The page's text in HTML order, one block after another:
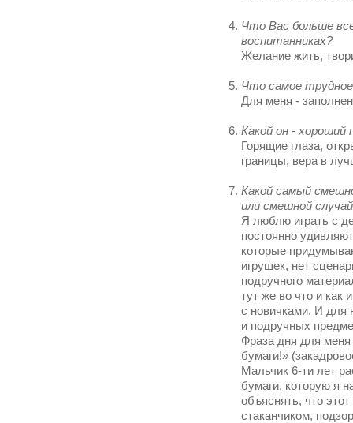
Что Вас больше
воспитанниках?
Желание жить,
Что самое трудное
Для меня -
Какой он - хороший
Горящие глаза,
границы, вера в
Какой самый
или смешной
Я люблю играть с
постоянно
которые
игрушек, нет
подручного
тут же во что и как
с новичками. И для
и подручных
Фраза дня для меня
бумаги!»
Мальчик 6-ти лет
бумаги, которую я
объяснять, что
стаканчиком,